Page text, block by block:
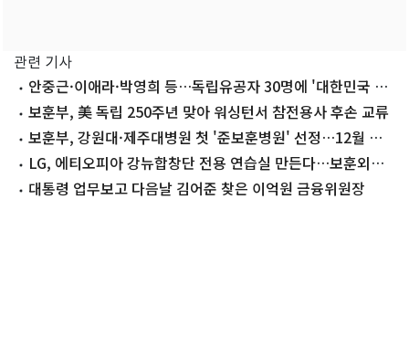
관련 기사
안중근·이애라·박영희 등…독립유공자 30명에 '대한민국 명
예여권'
보훈부, 美 독립 250주년 맞아 워싱턴서 참전용사 후손 교류
보훈부, 강원대·제주대병원 첫 '준보훈병원' 선정…12월 진
료 시작
LG, 에티오피아 강뉴합창단 전용 연습실 만든다…보훈외교
강화대통령 업무보고 다음날 김어준 찾은 이억원 금융위원장